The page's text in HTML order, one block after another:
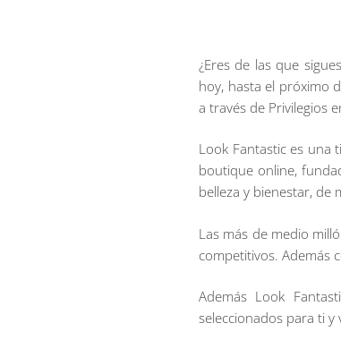
¿Eres de las que
hoy, hasta el próximo
a través de Privilegios
Look Fantastic es una
boutique online,
belleza y bienestar, de
Las más de medio
competitivos. Además
Además Look
seleccionados para ti y